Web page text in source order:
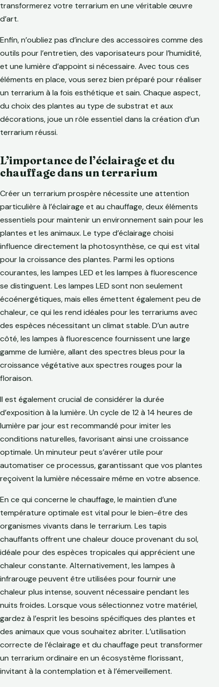
transformerez votre terrarium en une véritable œuvre
d’art.
Enfin, n’oubliez pas d’inclure des accessoires comme des
outils pour l’entretien, des vaporisateurs pour l’humidité,
et une lumière d’appoint si nécessaire. Avec tous ces
éléments en place, vous serez bien préparé pour réaliser
un terrarium à la fois esthétique et sain. Chaque aspect,
du choix des plantes au type de substrat et aux
décorations, joue un rôle essentiel dans la création d’un
terrarium réussi.
L’importance de l’éclairage et du
chauffage dans un terrarium
Créer un terrarium prospère nécessite une attention
particulière à l’éclairage et au chauffage, deux éléments
essentiels pour maintenir un environnement sain pour les
plantes et les animaux. Le type d’éclairage choisi
influence directement la photosynthèse, ce qui est vital
pour la croissance des plantes. Parmi les options
courantes, les lampes LED et les lampes à fluorescence
se distinguent. Les lampes LED sont non seulement
écoénergétiques, mais elles émettent également peu de
chaleur, ce qui les rend idéales pour les terrariums avec
des espèces nécessitant un climat stable. D’un autre
côté, les lampes à fluorescence fournissent une large
gamme de lumière, allant des spectres bleus pour la
croissance végétative aux spectres rouges pour la
floraison.
Il est également crucial de considérer la durée
d’exposition à la lumière. Un cycle de 12 à 14 heures de
lumière par jour est recommandé pour imiter les
conditions naturelles, favorisant ainsi une croissance
optimale. Un minuteur peut s’avérer utile pour
automatiser ce processus, garantissant que vos plantes
reçoivent la lumière nécessaire même en votre absence.
En ce qui concerne le chauffage, le maintien d’une
température optimale est vital pour le bien-être des
organismes vivants dans le terrarium. Les tapis
chauffants offrent une chaleur douce provenant du sol,
idéale pour des espèces tropicales qui apprécient une
chaleur constante. Alternativement, les lampes à
infrarouge peuvent être utilisées pour fournir une
chaleur plus intense, souvent nécessaire pendant les
nuits froides. Lorsque vous sélectionnez votre matériel,
gardez à l’esprit les besoins spécifiques des plantes et
des animaux que vous souhaitez abriter. L’utilisation
correcte de l’éclairage et du chauffage peut transformer
un terrarium ordinaire en un écosystème florissant,
invitant à la contemplation et à l’émerveillement.